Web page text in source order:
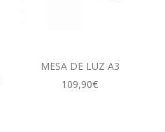
MESA DE LUZ A3
109,90€